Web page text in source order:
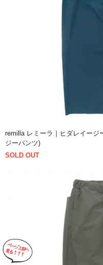
remilla レミーラ｜ヒダレイージ
ジーパンツ)
SOLD OUT